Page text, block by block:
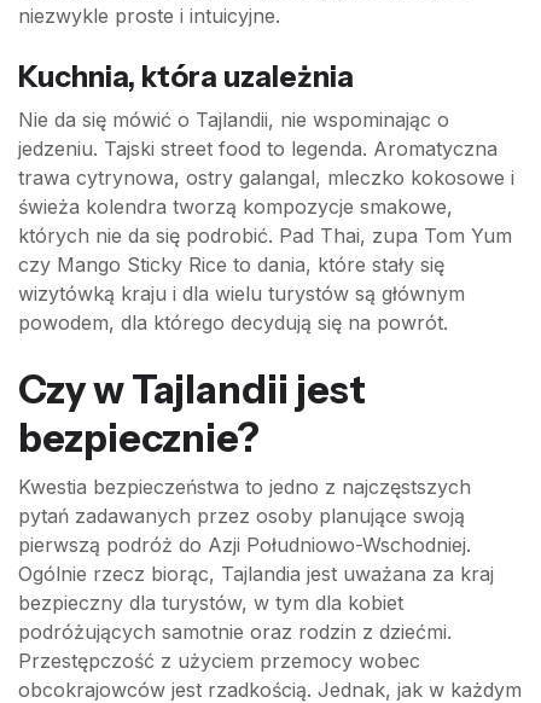
niezwykle proste i intuicyjne.
Kuchnia, która uzależnia
Nie da się mówić o Tajlandii, nie wspominając o
jedzeniu. Tajski street food to legenda. Aromatyczna
trawa cytrynowa, ostry galangal, mleczko kokosowe i
świeża kolendra tworzą kompozycje smakowe,
których nie da się podrobić. Pad Thai, zupa Tom Yum
czy Mango Sticky Rice to dania, które stały się
wizytówką kraju i dla wielu turystów są głównym
powodem, dla którego decydują się na powrót.
Czy w Tajlandii jest
bezpiecznie?
Kwestia bezpieczeństwa to jedno z najczęstszych
pytań zadawanych przez osoby planujące swoją
pierwszą podróż do Azji Południowo-Wschodniej.
Ogólnie rzecz biorąc, Tajlandia jest uważana za kraj
bezpieczny dla turystów, w tym dla kobiet
podróżujących samotnie oraz rodzin z dziećmi.
Przestępczość z użyciem przemocy wobec
obcokrajowców jest rzadkością. Jednak, jak w każdym